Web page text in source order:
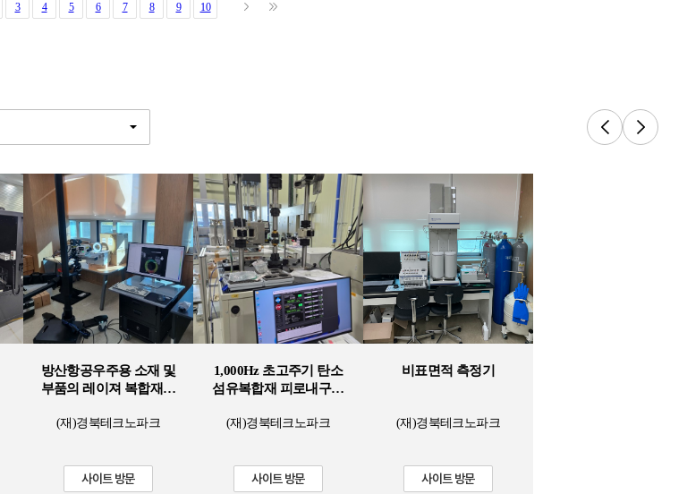
3 4 5 6 7 8 9 10
방산항공우주용 소재 및
부품의 레이져 복합재료
(재)경북테크노파크
사이트 방문
1,000Hz 초고주기 탄소
섬유복합재 피로내구성
(재)경북테크노파크
사이트 방문
비표면적 측정기
(재)경북테크노파크
사이트 방문